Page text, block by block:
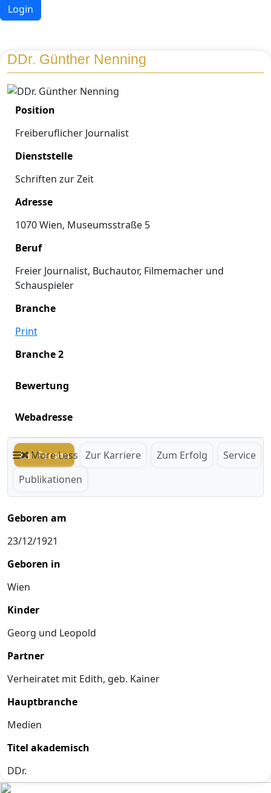
Login
DDr. Günther Nenning
Position
Freiberuflicher Journalist
Dienststelle
Schriften zur Zeit
Adresse
1070 Wien, Museumsstraße 5
Beruf
Freier Journalist, Buchautor, Filmemacher und
Schauspieler
Branche
Print
Branche 2
Bewertung
Webadresse
Zur Person Zur Karriere Zum Erfolg
Service
Publikationen
MoreLess
Geboren am
23/12/1921
Geboren in
Wien
Kinder
Georg und Leopold
Partner
Verheiratet mit Edith, geb. Kainer
Hauptbranche
Medien
Titel akademisch
DDr.